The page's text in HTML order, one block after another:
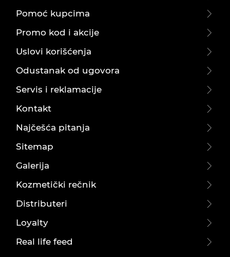
Pomoć kupcima
Promo kod i akcije
Uslovi korišćenja
Odustanak od ugovora
Servis i reklamacije
Kontakt
Najčešća pitanja
Sitemap
Galerija
Kozmetički rečnik
Distributeri
Loyalty
Real life feed